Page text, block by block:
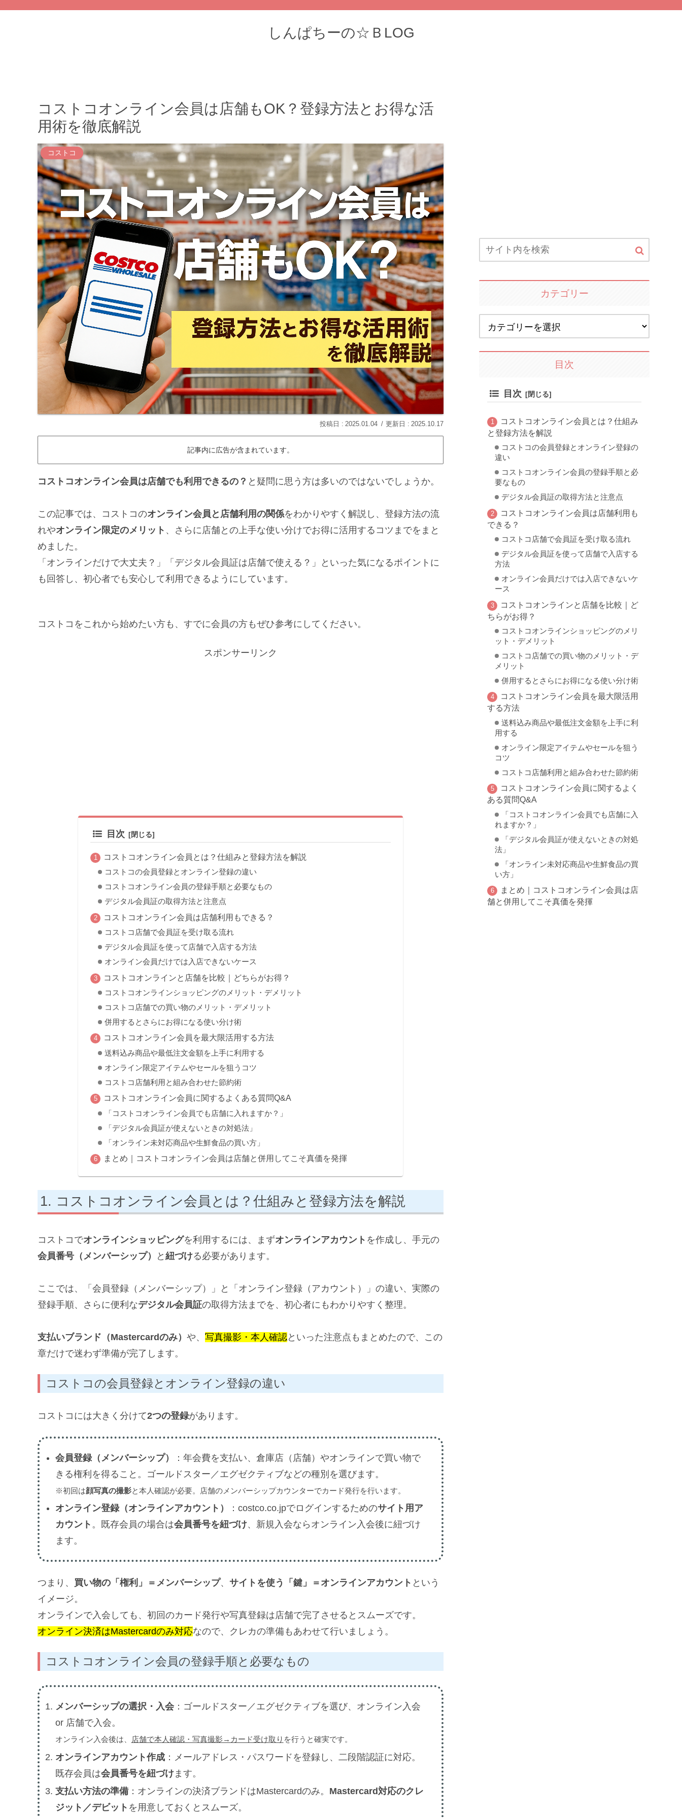
しんぱちーの☆ＢLOG
コストコオンライン会員は店舗もOK？登録方法とお得な活
用術を徹底解説
コストコ
2025.01.04 2025.10.17
記事内に広告が含まれています。
コストコオンライン会員は店舗でも利用できるの？ と疑問に思う方は多いのではないでしょうか。
この記事では、コストコのオンライン会員と店舗利用の関係をわかりやすく解説し、登録方法の流
れやオンライン限定のメリット 、さらに店舗との上手な使い分けでお得に活用するコツまでをまと
めました。
「オンラインだけで大丈夫？」「デジタル会員証は店舗で使える？」といった気になるポイントに
も回答し、初心者でも安心して利用できるようにしています。
コストコをこれから始めたい方も、すでに会員の方もぜひ参考にしてください。
スポンサーリンク
目次
コストコオンライン会員とは？仕組みと登録方法を解説
コストコの会員登録とオンライン登録の違い
コストコオンライン会員の登録手順と必要なもの
デジタル会員証の取得方法と注意点
コストコオンライン会員は店舗利用もできる？
コストコ店舗で会員証を受け取る流れ
デジタル会員証を使って店舗で入店する方法
オンライン会員だけでは入店できないケース
コストコオンラインと店舗を比較｜どちらがお得？
コストコオンラインショッピングのメリット・デメリット
コストコ店舗での買い物のメリット・デメリット
併用するとさらにお得になる使い分け術
コストコオンライン会員を最大限活用する方法
送料込み商品や最低注文金額を上手に利用する
オンライン限定アイテムやセールを狙うコツ
コストコ店舗利用と組み合わせた節約術
コストコオンライン会員に関するよくある質問Q&A
「コストコオンライン会員でも店舗に入れますか？」
「デジタル会員証が使えないときの対処法」
「オンライン未対応商品や生鮮食品の買い方」
まとめ｜コストコオンライン会員は店舗と併用してこそ真価を発揮
コストコオンライン会員とは？仕組みと登録方法を解説
コストコでオンラインショッピングを利用するには、まずオンラインアカウント を作成し、手元の
会員番号（メンバーシップ）
と 紐づける必要があります。
ここでは、「会員登録（メンバーシップ）」と「オンライン登録（アカウント）」の違い、実際の
登録手順、さらに便利なデジタル会員証の取得方法までを、初心者にもわかりやすく整理。
支払いブランド（Mastercardのみ） や、 写真撮影・本人確認といった注意点もまとめたので、この
章だけで迷わず準備が完了します。
コストコの会員登録とオンライン登録の違い
コストコには大きく分けて2つの登録があります。
会員登録（メンバーシップ）
：年会費を支払い、倉庫店（店舗）やオンラインで買い物で
きる権利を得ること。ゴールドスター／エグゼクティブなどの種別を選びます。
※初回は顔写真の撮影と本人確認が必要。店舗のメンバーシップカウンターでカード発行を行います。
オンライン登録（オンラインアカウント） ：costco.co.jpでログインするためのサイト用ア
カウント 。既存会員の場合は会員番号を紐づけ、新規入会ならオンライン入会後に紐づけ
ます。
つまり、 買い物の「権利」＝メンバーシップ、 サイトを使う「鍵」＝オンラインアカウント という
イメージ。
オンラインで入会しても、初回のカード発行や写真登録は店舗で完了させるとスムーズです。
オンライン決済はMastercardのみ対応なので、クレカの準備もあわせて行いましょう。
コストコオンライン会員の登録手順と必要なもの
メンバーシップの選択・入会：ゴールドスター／エグゼクティブを選び、オンライン入会
or 店舗で入会。
オンライン入会後は、 店舗で本人確認・写真撮影→カード受け取り を行うと確実です。
オンラインアカウント作成：メールアドレス・パスワードを登録し、二段階認証に対応。
既存会員は会員番号を紐づけます。
支払い方法の準備：オンラインの決済ブランドはMastercardのみ。 Mastercard対応のクレ
ジット／デビット を用意しておくとスムーズ。
カテゴリー
目次
目次
コストコオンライン会員とは？仕組み
と登録方法を解説
コストコの会員登録とオンライン登録の
違い
コストコオンライン会員の登録手順と必
要なもの
デジタル会員証の取得方法と注意点
コストコオンライン会員は店舗利用も
できる？
コストコ店舗で会員証を受け取る流れ
デジタル会員証を使って店舗で入店する
方法
オンライン会員だけでは入店できないケ
ース
コストコオンラインと店舗を比較｜ど
ちらがお得？
コストコオンラインショッピングのメリ
ット・デメリット
コストコ店舗での買い物のメリット・デ
メリット
併用するとさらにお得になる使い分け術
コストコオンライン会員を最大限活用
する方法
送料込み商品や最低注文金額を上手に利
用する
オンライン限定アイテムやセールを狙う
コツ
コストコ店舗利用と組み合わせた節約術
コストコオンライン会員に関するよく
ある質問Q&A
「コストコオンライン会員でも店舗に入
れますか？」
「デジタル会員証が使えないときの対処
法」
「オンライン未対応商品や生鮮食品の買
い方」
まとめ｜コストコオンライン会員は店
舗と併用してこそ真価を発揮